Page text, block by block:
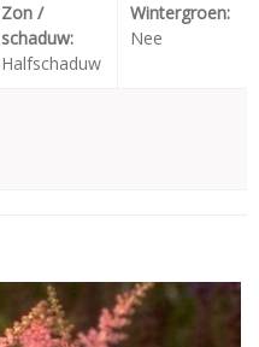
Zon /
schaduw:
Halfschaduw
Wintergroen:
Nee